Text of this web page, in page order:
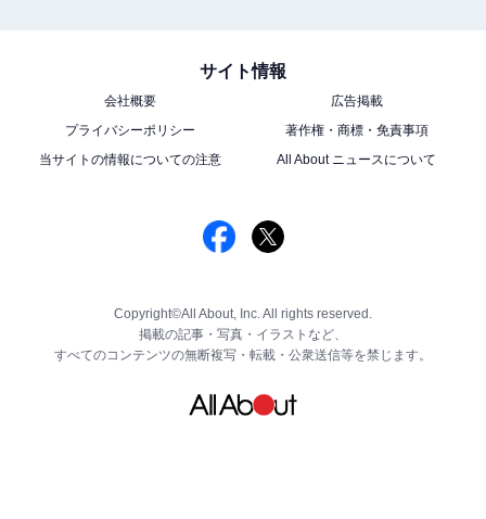
サイト情報
会社概要
広告掲載
プライバシーポリシー
著作権・商標・免責事項
当サイトの情報についての注意
All About ニュースについて
Copyright©All About, Inc. All rights reserved.
掲載の記事・写真・イラストなど、
すべてのコンテンツの無断複写・転載・公衆送信等を禁じます。